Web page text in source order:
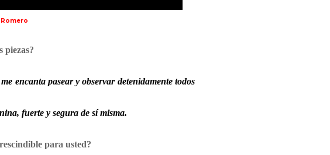
piezas?
encanta pasear y observar detenidamente todos
fuerte y segura de sí misma.
para usted?